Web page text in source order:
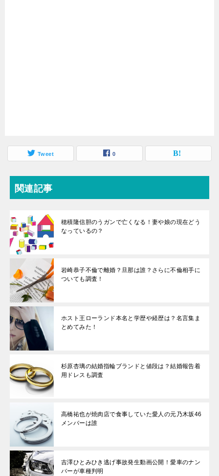
Tweet 0
関連記事
穂積隆信胆のうガンで亡くなる！妻や娘の現在どう
なっているの？
岩崎恭子不倫で離婚？旦那は誰？さらに不倫相手に
ついても調査！
ホスト王ローランド本名と学歴や経歴は？名言集ま
とめてみた！
杉原杏璃の結婚指輪ブランドと値段は？結婚報告着
用ドレスも調査
高橋祐也が焼肉店で食事していた愛人の元乃木坂46
メンバーは誰
吉澤ひとみひき逃げ事故発生動画公開！愛車のナン
バーが車種判明